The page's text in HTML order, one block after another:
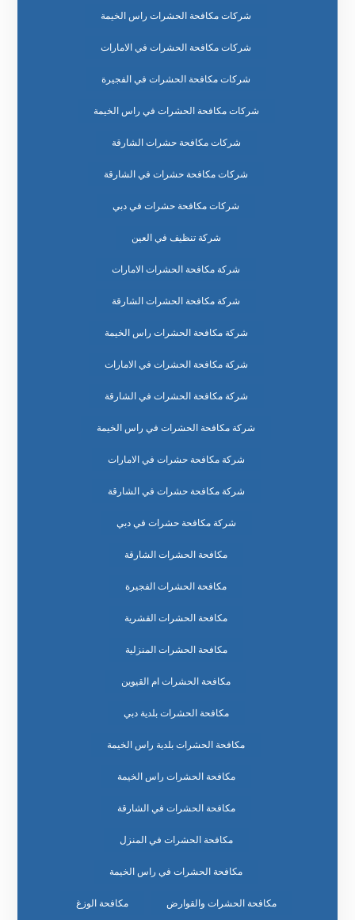
شركات مكافحة الحشرات راس الخيمة
شركات مكافحة الحشرات في الامارات
شركات مكافحة الحشرات في الفجيرة
شركات مكافحة الحشرات في راس الخيمة
شركات مكافحة حشرات الشارقة
شركات مكافحة حشرات في الشارقة
شركات مكافحة حشرات في دبي
شركة تنظيف في العين
شركة مكافحة الحشرات الامارات
شركة مكافحة الحشرات الشارقة
شركة مكافحة الحشرات راس الخيمة
شركة مكافحة الحشرات في الامارات
شركة مكافحة الحشرات في الشارقة
شركة مكافحة الحشرات في راس الخيمة
شركة مكافحة حشرات في الامارات
شركة مكافحة حشرات في الشارقة
شركة مكافحة حشرات في دبي
مكافحة الحشرات الشارقة
مكافحة الحشرات الفجيرة
مكافحة الحشرات القشرية
مكافحة الحشرات المنزلية
مكافحة الحشرات ام القيوين
مكافحة الحشرات بلدية دبي
مكافحة الحشرات بلدية راس الخيمة
مكافحة الحشرات راس الخيمة
مكافحة الحشرات في الشارقة
مكافحة الحشرات في المنزل
مكافحة الحشرات في راس الخيمة
مكافحة الحشرات والقوارض مكافحة الوزغ